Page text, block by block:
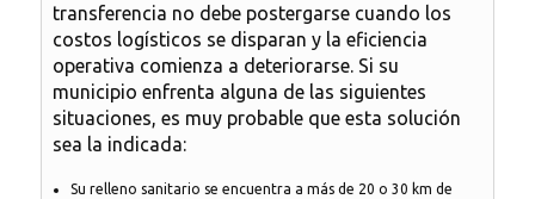
transferencia no debe postergarse cuando los
costos logísticos se disparan y la eficiencia
operativa comienza a deteriorarse. Si su
municipio enfrenta alguna de las siguientes
situaciones, es muy probable que esta solución
sea la indicada:
Su relleno sanitario se encuentra a más de 20 o 30 km de